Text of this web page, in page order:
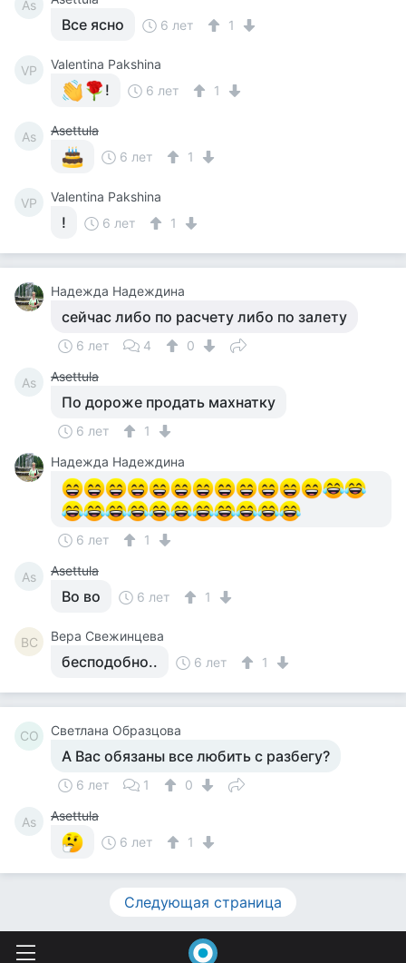
As
Все ясно 6 лет 1
VP Valentina Pakshina
! 6 лет 1
As
Asettula
6 лет
1
VP Valentina Pakshina
! 6 лет 1
Надежда Надеждина
сейчас либо по расчету либо по залету
6 лет 4 0
As Asettula
По дороже продать махнатку
6 лет
1
Надежда Надеждина
6 лет 1
As Asettula
Во во 6 лет 1
ВС Вера Свежинцева
бесподобно.. 6 лет 1
СО Светлана Образцова
А Вас обязаны все любить с разбегу?
6 лет 1 0
As
Asettula
6 лет
1
Следующая страница